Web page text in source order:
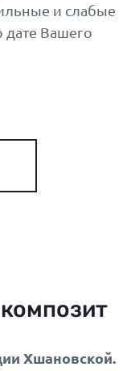
и слабые
дате Вашего
Хшановской.